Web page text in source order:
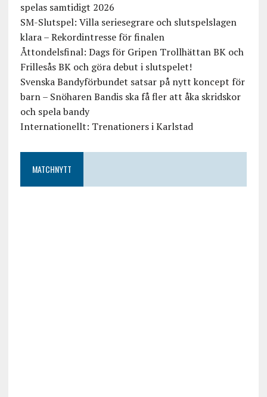
spelas samtidigt 2026
SM-Slutspel: Villa seriesegrare och slutspelslagen
klara – Rekordintresse för finalen
Åttondelsfinal: Dags för Gripen Trollhättan BK och
Frillesås BK och göra debut i slutspelet!
Svenska Bandyförbundet satsar på nytt koncept för
barn – Snöharen Bandis ska få fler att åka skridskor
och spela bandy
Internationellt: Trenationers i Karlstad
MATCHNYTT